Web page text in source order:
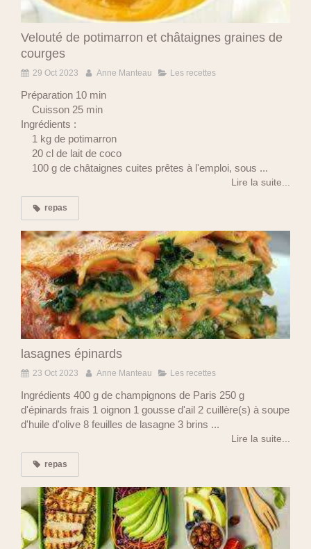
Velouté de potimarron et châtaignes graines de
courges
29 Oct 2023 Anne Manteau Les recettes
Préparation 10 min
Cuisson 25 min
Ingrédients :
1 kg de potimarron
20 cl de lait de coco
100 g de châtaignes cuites prêtes à l'emploi, sous ...
Lire la suite...
repas
lasagnes épinards
23 Oct 2023 Anne Manteau Les recettes
Ingrédients 400 g de champignons de Paris 250 g
d'épinards frais 1 oignon 1 gousse d'ail 2 cuillère(s) à soupe
d'huile d'olive 8 feuilles de lasagne 3 brins ...
Lire la suite...
repas